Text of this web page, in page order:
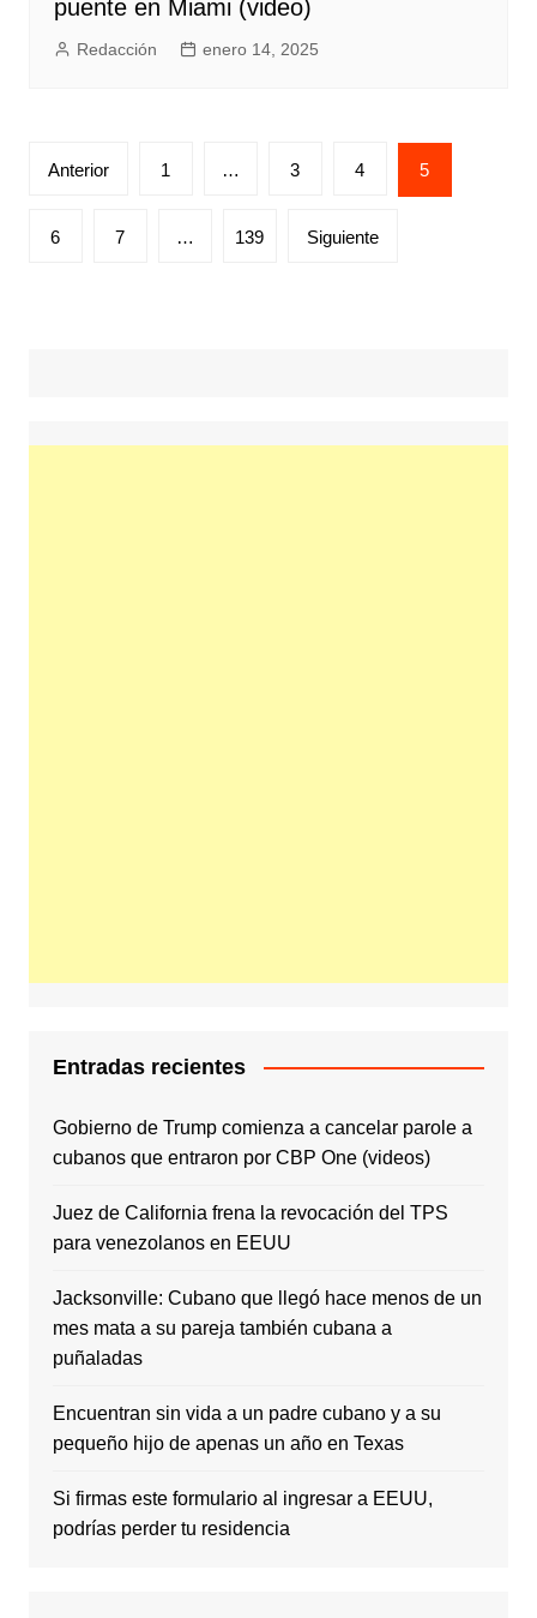
puente en Miami (video)
Redacción enero 14, 2025
Posts
Anterior 1 … 3 4 5
6 7 … 139 Siguiente
Entradas recientes
Gobierno de Trump comienza a cancelar parole a
cubanos que entraron por CBP One (videos)
Juez de California frena la revocación del TPS
para venezolanos en EEUU
Jacksonville: Cubano que llegó hace menos de un
mes mata a su pareja también cubana a
puñaladas
Encuentran sin vida a un padre cubano y a su
pequeño hijo de apenas un año en Texas
Si firmas este formulario al ingresar a EEUU,
podrías perder tu residencia